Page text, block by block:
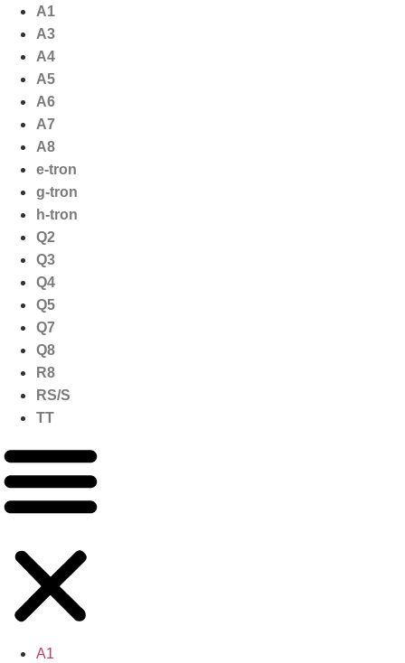
naar
inhoud
A1
A3
A4
A5
A6
A7
A8
e-tron
g-tron
h-tron
Q2
Q3
Q4
Q5
Q7
Q8
R8
RS/S
TT
A1